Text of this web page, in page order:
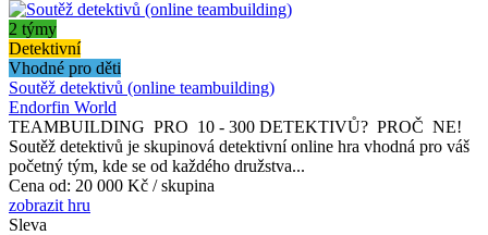
2 týmy
Detektivní
Vhodné pro děti
Soutěž detektivů (online teambuilding)
Endorfin World
TEAMBUILDING PRO 10 - 300 DETEKTIVŮ? PROČ NE!
Soutěž detektivů je skupinová detektivní online hra vhodná pro váš
početný tým, kde se od každého družstva...
Cena od: 20 000 Kč / skupina
zobrazit hru
Sleva